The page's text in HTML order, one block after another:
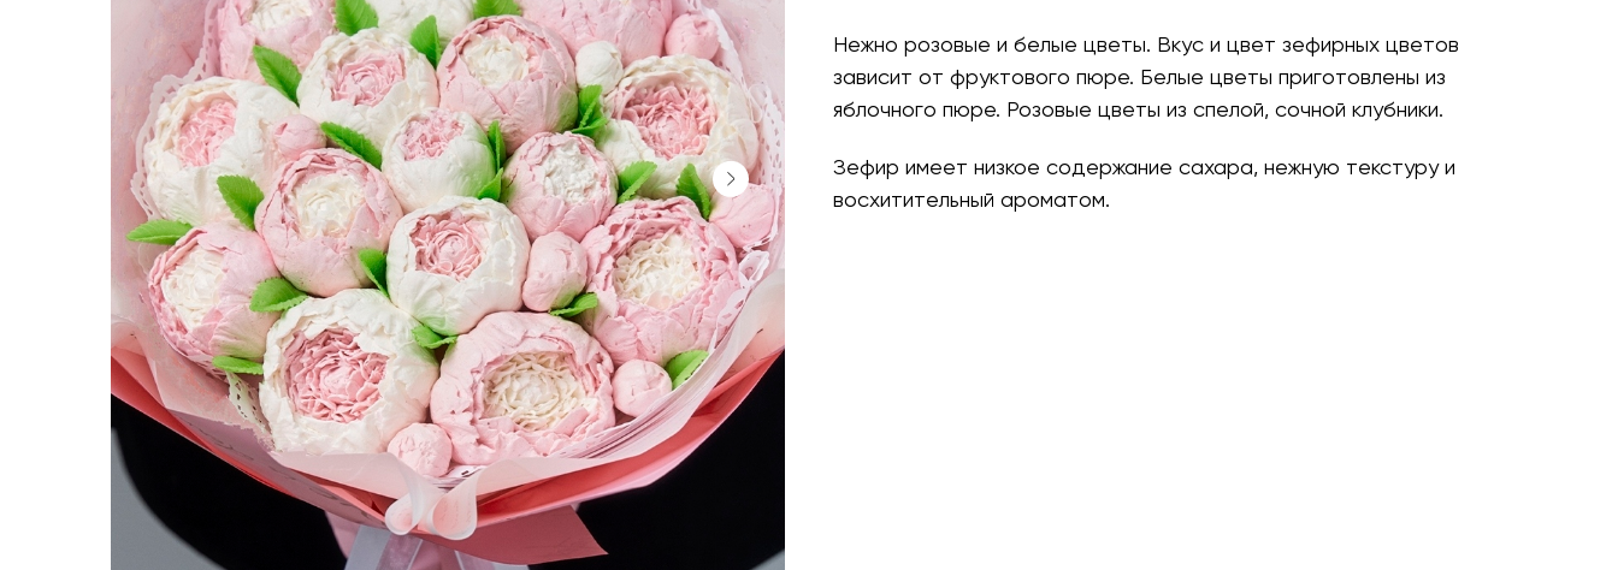
Нежно розовые и белые цветы. Вкус и цвет зефирных цветов
зависит от фруктового пюре. Белые цветы приготовлены из
яблочного пюре. Розовые цветы из спелой, сочной клубники.
Зефир имеет низкое содержание сахара, нежную текстуру и
восхитительный ароматом.